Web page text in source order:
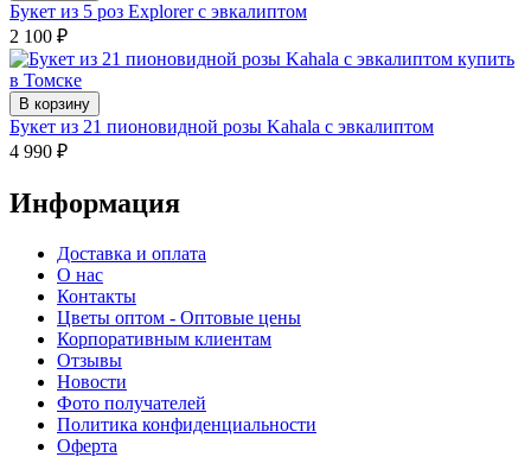
Букет из 5 роз Explorer с эвкалиптом
2 100 ₽
В корзину
Букет из 21 пионовидной розы Kahala с эвкалиптом
4 990 ₽
Информация
Доставка и оплата
О нас
Контакты
Цветы оптом - Оптовые цены
Корпоративным клиентам
Отзывы
Новости
Фото получателей
Политика конфиденциальности
Оферта